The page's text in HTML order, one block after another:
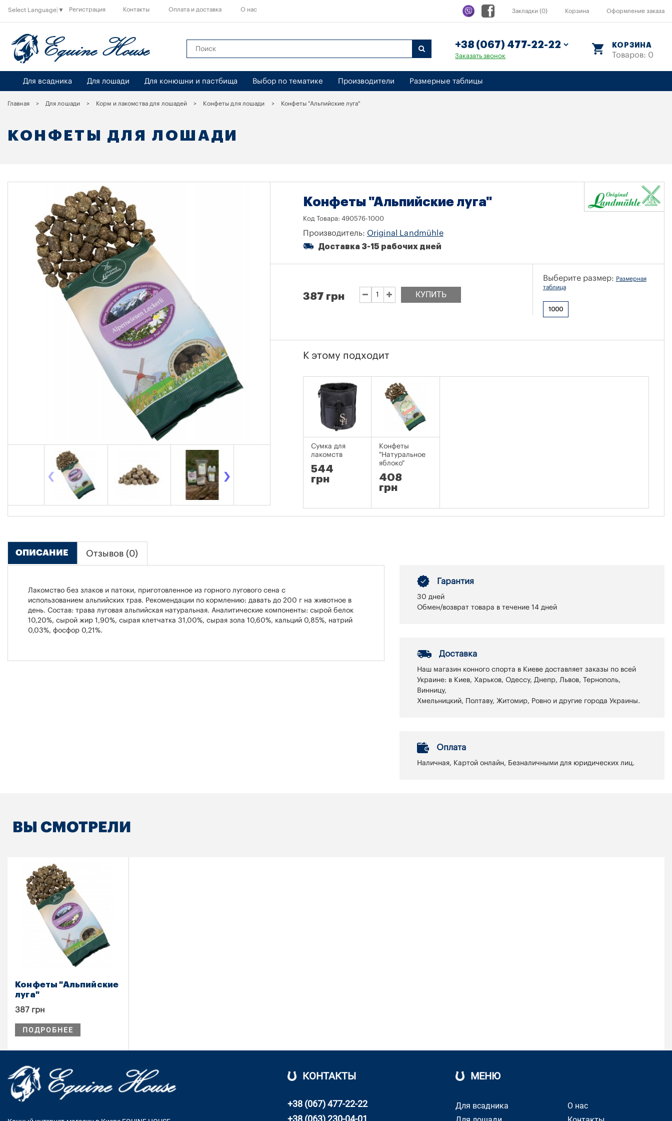
Select Language ▼ Регистрация Контакты Оплата и доставка О нас Закладки (0) Корзина Оформление заказа
Заказать звонок
КОРЗИНА
Товаров: 0
Для всадника Для лошади Для конюшни и пастбища Выбор по тематике Производители Размерные таблицы
Главная Для лошади Корм и лакомства для лошадей Конфеты для лошади Конфеты "Альпийские луга"
КОНФЕТЫ ДЛЯ ЛОШАДИ
‹ ›
Конфеты "Альпийские луга"
Код Товара: 490576-1000
Производитель: Original Landmühle
Доставка 3-15 рабочих дней
КУПИТЬ
387 грн
Выберите размер: Размерная
таблица
1000
К этому подходит
Сумка для
лакомств
544
грн
Конфеты
"Натуральное
яблоко"
408
грн
ОПИСАНИЕ Отзывов (0)
Лакомство без злаков и патоки, приготовленное из горного лугового сена с
использованием альпийских трав. Рекомендации по кормлению: давать до 200 г на животное в
день. Состав: трава луговая альпийская натуральная. Аналитические компоненты: сырой белок
10,20%, сырой жир 1,90%, сырая клетчатка 31,00%, сырая зола 10,60%, кальций 0,85%, натрий
0,03%, фосфор 0,21%.
Гарантия
30 дней
Обмен/возврат товара в течение 14 дней
Доставка
Наш магазин конного спорта в Киеве доставляет заказы по всей
Украине: в Киев, Харьков, Одессу, Днепр, Львов, Тернополь,
Винницу,
Хмельницкий, Полтаву, Житомир, Ровно и другие города Украины.
Оплата
Наличная, Картой онлайн, Безналичными для юридических лиц.
ВЫ СМОТРЕЛИ
Конфеты "Альпийские
луга"
387 грн
ПОДРОБНЕЕ
КОНТАКТЫ
+38 (067) 477-22-22
+38 (063) 230-04-01
МЕНЮ
Для всадника
О нас